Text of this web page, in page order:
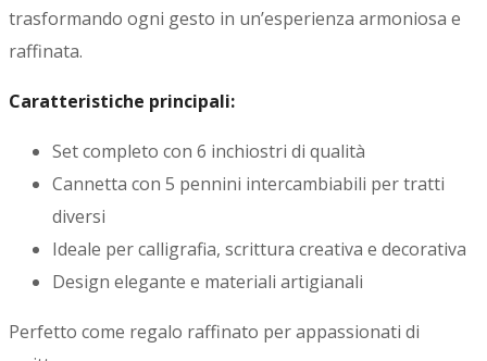
trasformando ogni gesto in un’esperienza armoniosa e
raffinata.
Caratteristiche principali:
Set completo con 6 inchiostri di qualità
Cannetta con 5 pennini intercambiabili per tratti
diversi
Ideale per calligrafia, scrittura creativa e decorativa
Design elegante e materiali artigianali
Perfetto come regalo raffinato per appassionati di